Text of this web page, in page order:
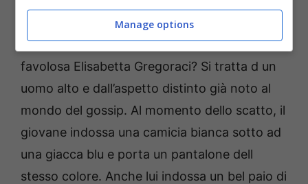
Ma chi è il giovane che passeggia con la
favolosa Elisabetta Gregoraci? Si tratta d un
uomo alto e dall’aspetto distinto già noto al
mondo del gossip. Al momento dello scatto, il
giovane indossa una camicia bianca sotto ad
una giacca blu e porta un pantalone dell
stesso colore. Anche lui indossa un bel paio di
Manage options